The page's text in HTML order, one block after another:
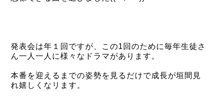
発表会は年１回ですが、この1回のために毎年生徒さ
ん一人一人に様々なドラマがあります。
本番を迎えるまでの姿勢を見るだけで成長が垣間見
れ嬉しくなリます。